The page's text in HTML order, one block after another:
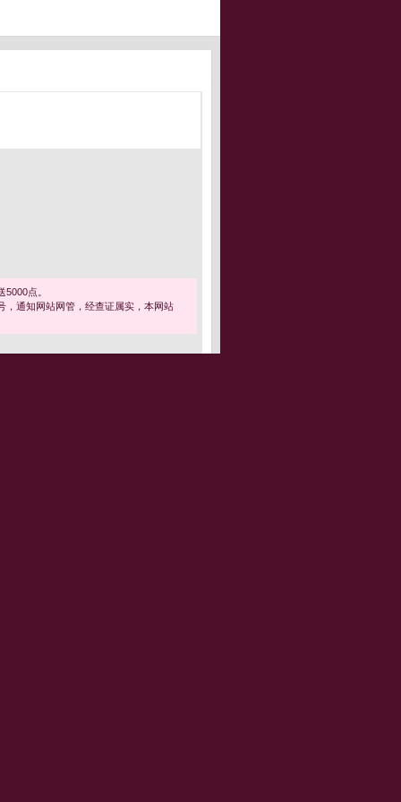
点。
，通知网站网管，经查证属实，本网站